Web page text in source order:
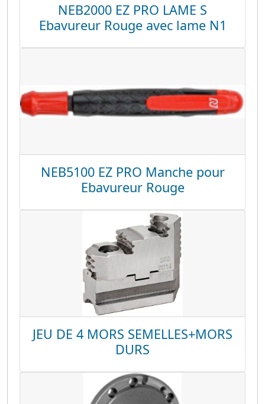
NEB2000 EZ PRO LAME S
Ebavureur Rouge avec lame N1
NEB5100 EZ PRO Manche pour
Ebavureur Rouge
JEU DE 4 MORS SEMELLES+MORS
DURS